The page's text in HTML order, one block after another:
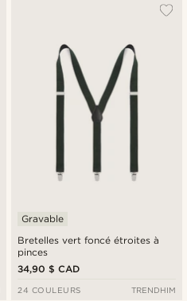
Bretelles vert foncé étroites à
pinces
Gravable
34,90 $ CAD
24 COULEURS TRENDHIM